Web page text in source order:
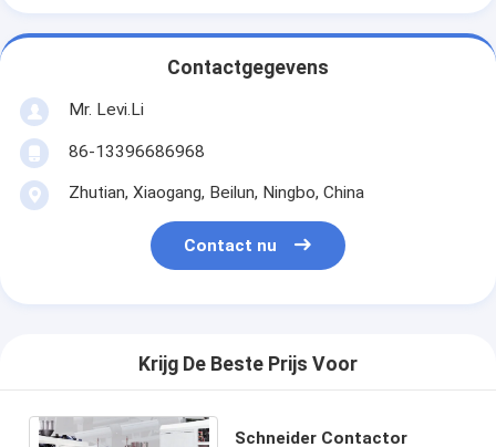
Contactgegevens
Mr. Levi.Li
86-13396686968
Zhutian, Xiaogang, Beilun, Ningbo, China
Contact nu
Krijg De Beste Prijs Voor
Schneider Contactor